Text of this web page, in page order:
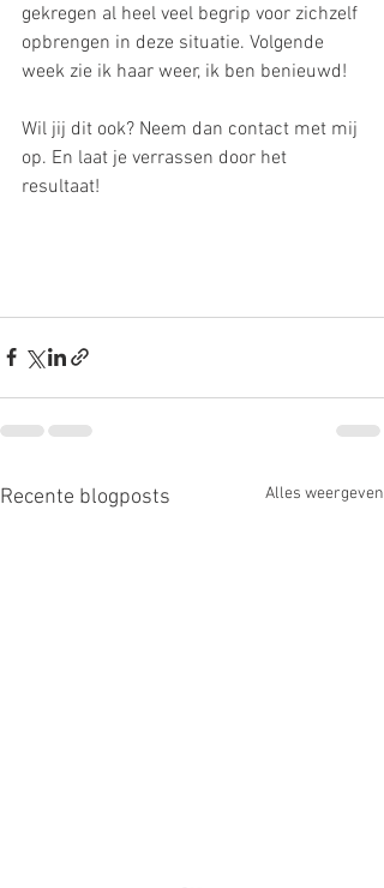
gekregen al heel veel begrip voor zichzelf
opbrengen in deze situatie. Volgende
week zie ik haar weer, ik ben benieuwd!
Wil jij dit ook? Neem dan contact met mij
op. En laat je verrassen door het
resultaat!
Recente blogposts Alles weergeven